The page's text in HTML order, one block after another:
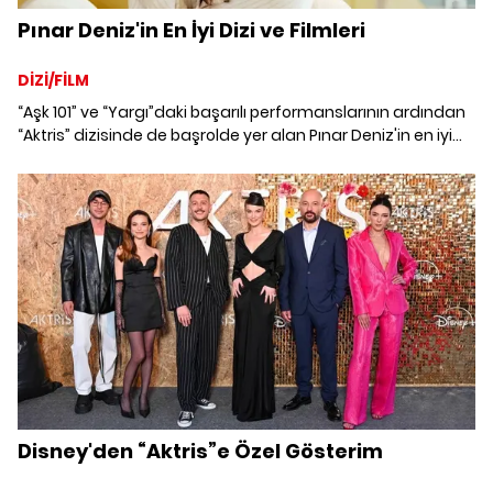
Pınar Deniz'in En İyi Dizi ve Filmleri
DİZİ/FİLM
“Aşk 101” ve “Yargı”daki başarılı performanslarının ardından
“Aktris” dizisinde de başrolde yer alan Pınar Deniz'in en iyi
Disney'den “Aktris”e Özel Gösterim